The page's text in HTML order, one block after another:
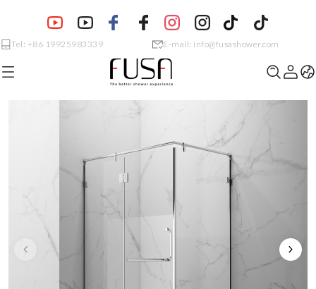
Tel: +86 19925983339 E-mail: info@fusashower.com